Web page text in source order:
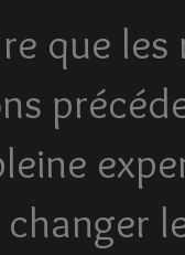
que